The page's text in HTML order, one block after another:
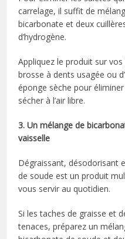
carrelage, il suffit de
bicarbonate et deux
d’hydrogène.
Appliquez le produit sur vos
brosse à dents usagée ou
éponge sèche pour éliminer
sécher à l’air libre.
3. Un mélange de
vaisselle
Dégraissant, désodorisant
de soude est un produit
vous servir au quotidien.
Si les taches de graisse et
tenaces, préparez un